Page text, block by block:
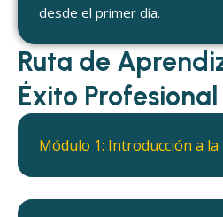
desde el primer día.
Ruta de
Éxito Profesional
Módulo 1: Introducción a la